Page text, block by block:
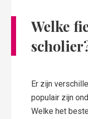
Welke
Er zijn
populair zijn
Welke het